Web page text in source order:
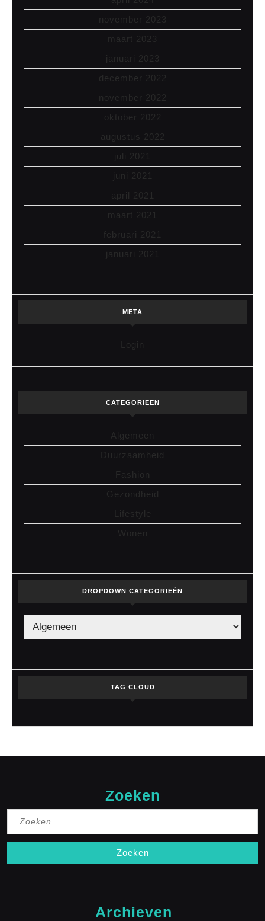
november 2023
maart 2023
januari 2023
december 2022
november 2022
oktober 2022
augustus 2022
juli 2021
juni 2021
april 2021
maart 2021
februari 2021
januari 2021
META
Login
CATEGORIEËN
Algemeen
Duurzaamheid
Fashion
Gezondheid
Lifestyle
Wonen
DROPDOWN CATEGORIEËN
TAG CLOUD
Zoeken
naar:
Archieven